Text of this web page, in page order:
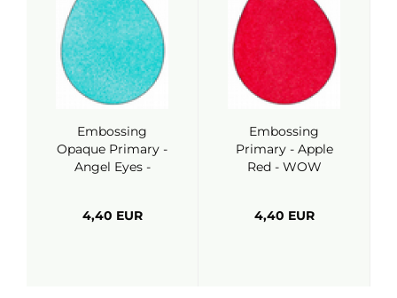
Embossing
Opaque Primary -
Angel Eyes -
4,40 EUR
Embossing
Primary - Apple
Red - WOW
4,40 EUR